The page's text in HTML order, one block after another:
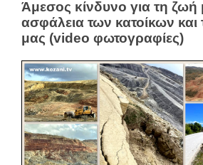
Άμεσος κίνδυνο για τη ζωή
ασφάλεια των κατοίκων και
μας (video φωτογραφίες)